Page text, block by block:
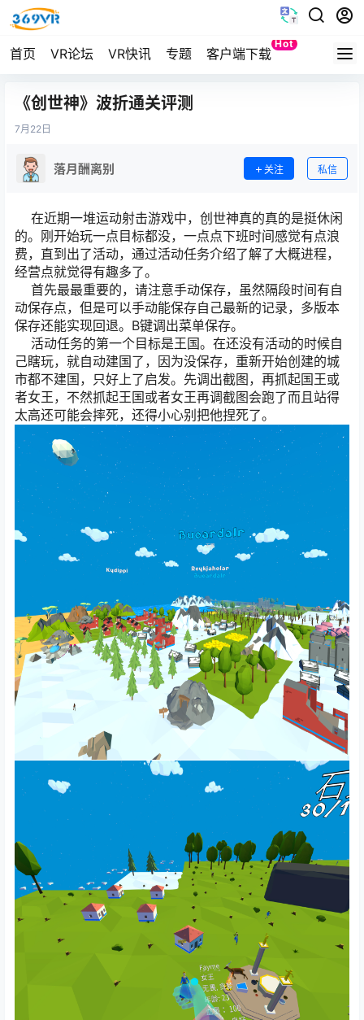
首页 VR论坛 VR快讯 专题 客户端下载
Hot
Quest
《创世神》波折通关评测
7月 22日
落月酬离别 关注 私信
在近期一堆运动射击游戏中，创世神真的真的是挺休闲
的。刚开始玩一点目标都没，一点点下班时间感觉有点浪
费，直到出了活动，通过活动任务介绍了解了大概进程，
经营点就觉得有趣多了。
首先最最重要的，请注意手动保存，虽然隔段时间有自
动保存点，但是可以手动能保存自己最新的记录，多版本
保存还能实现回退。B键调出菜单保存。
活动任务的第一个目标是王国。在还没有活动的时候自
己瞎玩，就自动建国了，因为没保存，重新开始创建的城
市都不建国，只好上了启发。先调出截图，再抓起国王或
者女王，不然抓起王国或者女王再调截图会跑了而且站得
太高还可能会摔死，还得小心别把他捏死了。